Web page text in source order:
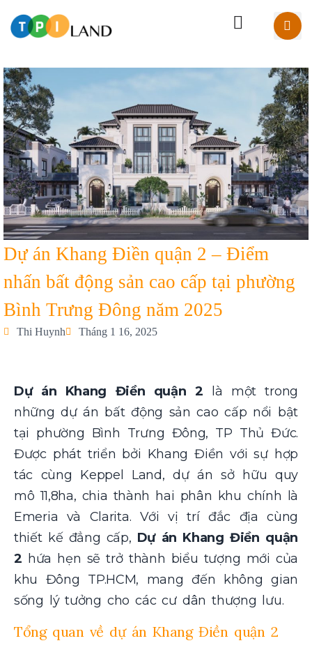
Dự án Khang Điền quận 2 – Điểm
nhấn bất động sản cao cấp tại phường
Bình Trưng Đông năm 2025
Thi Huynh Tháng 1 16, 2025
Dự án Khang Điền quận 2 là một trong
những dự án bất động sản cao cấp nổi bật
tại phường Bình Trưng Đông, TP Thủ Đức.
Được phát triển bởi Khang Điền với sự hợp
tác cùng Keppel Land, dự án sở hữu quy
mô 11,8ha, chia thành hai phân khu chính là
Emeria và Clarita. Với vị trí đắc địa cùng
thiết kế đẳng cấp, Dự án Khang Điền quận
2 hứa hẹn sẽ trở thành biểu tượng mới của
khu Đông TP.HCM, mang đến không gian
sống lý tưởng cho các cư dân thượng lưu.
Tổng quan về dự án Khang Điền quận 2